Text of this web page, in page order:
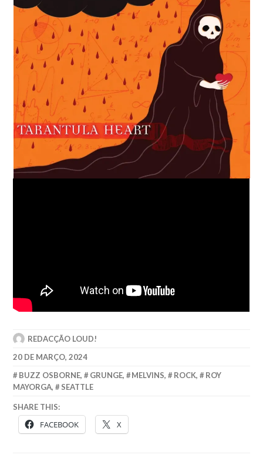
REDACÇÃO LOUD!
20 DE MARÇO, 2024
BUZZ OSBORNE, GRUNGE, MELVINS, ROCK,
ROY
MAYORGA, SEATTLE
SHARE THIS:
FACEBOOK X